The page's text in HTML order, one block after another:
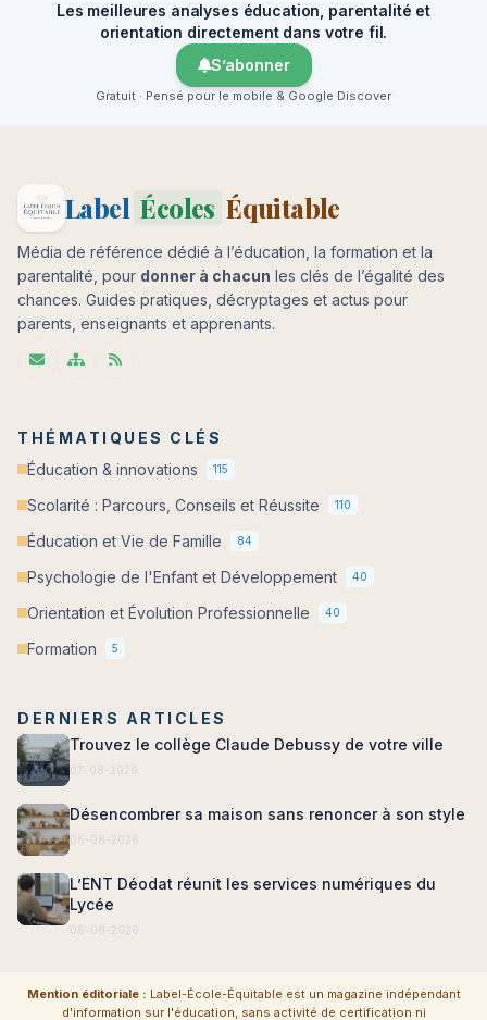
Les meilleures analyses éducation, parentalité et
orientation directement dans votre fil.
S’abonner
Gratuit · Pensé pour le mobile & Google Discover
Label Écoles Équitable
Média de référence dédié à l’éducation, la formation et la
parentalité, pour donner à chacun les clés de l’égalité des
chances. Guides pratiques, décryptages et actus pour
parents, enseignants et apprenants.
THÉMATIQUES CLÉS
Éducation & innovations
115
Scolarité : Parcours, Conseils et Réussite 110
Éducation et Vie de Famille 84
Psychologie de l'Enfant et Développement 40
Orientation et Évolution Professionnelle 40
Formation 5
DERNIERS ARTICLES
Trouvez le collège Claude Debussy de votre ville
07-08-2026
Désencombrer sa maison sans renoncer à son style
06-08-2026
L’ENT Déodat réunit les services numériques du
Lycée
06-08-2026
Mention éditoriale : Label-École-Équitable est un magazine indépendant
d'information sur l'éducation, sans activité de certification ni